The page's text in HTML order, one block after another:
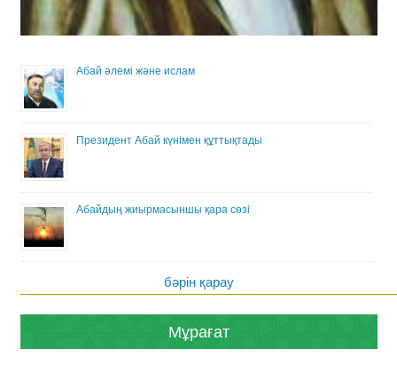
Абай әлемі және ислам
Президент Абай күнімен құттықтады
Абайдың жиырмасыншы қара сөзі
бәрін қарау
Мұрағат